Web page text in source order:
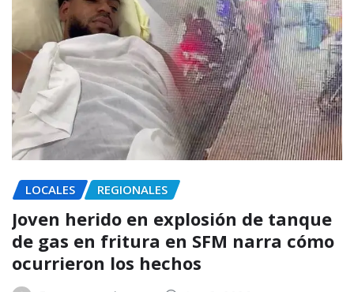
LOCALES REGIONALES
Joven herido en explosión de tanque
de gas en fritura en SFM narra cómo
ocurrieron los hechos